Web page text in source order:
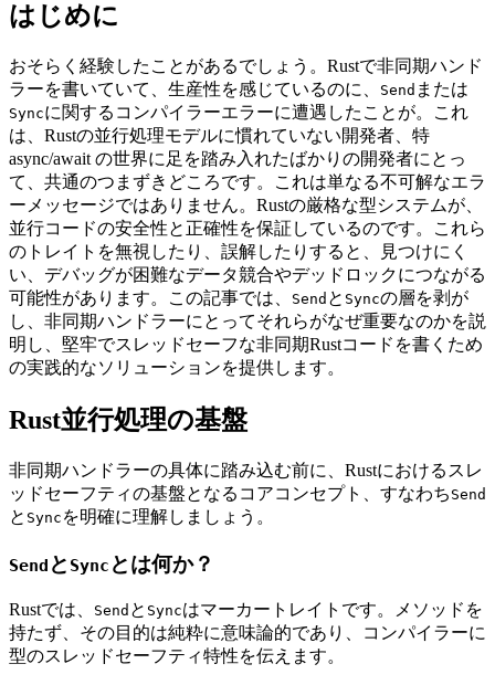
はじめに
おそらく経験したことがあるでしょう。Rustで非同期ハンド
ラーを書いていて、生産性を感じているのに、
Send または
Syncに関するコンパイラーエラーに遭遇したことが。これ
は、Rustの並行処理モデルに慣れていない開発者、特
async/await の世界に足を踏み入れたばかりの開発者にとっ
て、共通のつまずきどころです。これは単なる不可解なエラ
ーメッセージではありません。Rustの厳格な型システムが、
並行コードの安全性と正確性を保証しているのです。これら
のトレイトを無視したり、誤解したりすると、見つけにく
い、デバッグが困難なデータ競合やデッドロックにつながる
可能性があります。この記事では、
Send と Syncの層を剥が
し、非同期ハンドラーにとってそれらがなぜ重要なのかを説
明し、堅牢でスレッドセーフな非同期Rustコードを書くため
の実践的なソリューションを提供します。
Rust並行処理の基盤
非同期ハンドラーの具体に踏み込む前に、Rustにおけるスレ
ッドセーフティの基盤となるコアコンセプト、すなわち Send
と Sync を明確に理解しましょう。
Send と Sync とは何か？
Rustでは、 Send と Syncはマーカートレイトです。メソッドを
持たず、その目的は純粋に意味論的であり、コンパイラーに
型のスレッドセーフティ特性を伝えます。